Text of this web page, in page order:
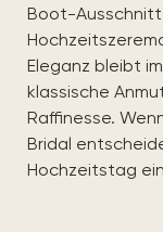
Boot-
Eleganz bleibt
klassische
Raffinesse.
Bridal
Hochzeitstag